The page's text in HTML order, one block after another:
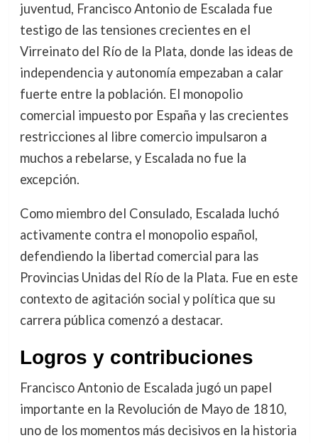
juventud, Francisco Antonio de Escalada fue
testigo de las tensiones crecientes en el
Virreinato del Río de la Plata, donde las ideas de
independencia y autonomía empezaban a calar
fuerte entre la población. El monopolio
comercial impuesto por España y las crecientes
restricciones al libre comercio impulsaron a
muchos a rebelarse, y Escalada no fue la
excepción.
Como miembro del Consulado, Escalada luchó
activamente contra el monopolio español,
defendiendo la libertad comercial para las
Provincias Unidas del Río de la Plata. Fue en este
contexto de agitación social y política que su
carrera pública comenzó a destacar.
Logros y contribuciones
Francisco Antonio de Escalada jugó un papel
importante en la Revolución de Mayo de 1810,
uno de los momentos más decisivos en la historia